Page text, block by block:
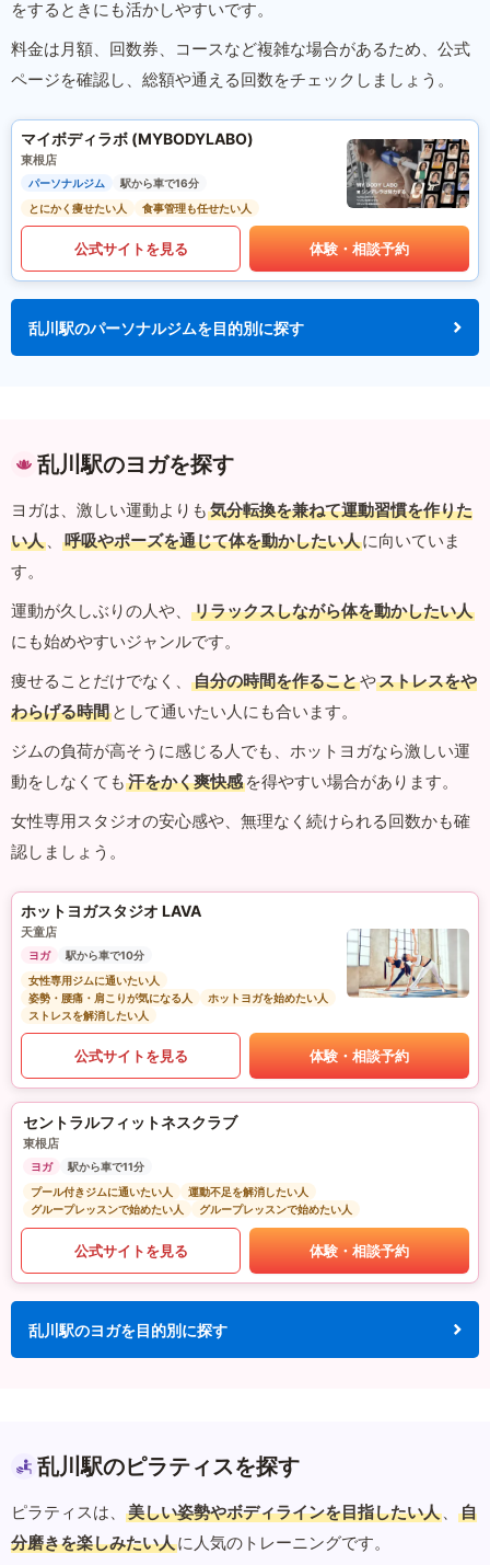
をするときにも活かしやすいです。
料金は月額、回数券、コースなど複雑な場合があるため、公式
ページを確認し、総額や通える回数をチェックしましょう。
マイボディラボ (MYBODYLABO)
東根店
パーソナルジム
駅から車で16分
とにかく痩せたい人
食事管理も任せたい人
公式サイトを見る 体験・相談予約
乱川駅のパーソナルジムを目的別に探す
乱川駅のヨガを探す
ヨガは、激しい運動よりも 気分転換を兼ねて運動習慣を作りた
い人 、 呼吸やポーズを通じて体を動かしたい人に向いていま
す。
運動が久しぶりの人や、
リラックスしながら体を動かしたい人
にも始めやすいジャンルです。
痩せることだけでなく、
自分の時間を作ることやストレスをや
わらげる時間 として通いたい人にも合います。
ジムの負荷が高そうに感じる人でも、ホットヨガなら激しい運
動をしなくても 汗をかく爽快感 を得やすい場合があります。
女性専用スタジオの安心感や、無理なく続けられる回数かも確
認しましょう。
ホットヨガスタジオ LAVA
天童店
ヨガ
駅から車で10分
女性専用ジムに通いたい人
姿勢・腰痛・肩こりが気になる人
ホットヨガを始めたい人
ストレスを解消したい人
公式サイトを見る 体験・相談予約
セントラルフィットネスクラブ
東根店
ヨガ
駅から車で11分
プール付きジムに通いたい人
運動不足を解消したい人
グループレッスンで始めたい人
グループレッスンで始めたい人
公式サイトを見る 体験・相談予約
乱川駅のヨガを目的別に探す
乱川駅のピラティスを探す
ピラティスは、 美しい姿勢やボディラインを目指したい人 、
自
分磨きを楽しみたい人に人気のトレーニングです。